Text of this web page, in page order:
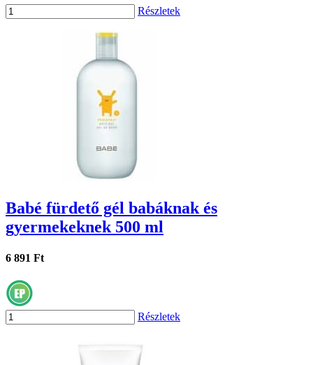
Részletek
Babé fürdető gél babáknak és
gyermekeknek 500 ml
6 891 Ft
Részletek